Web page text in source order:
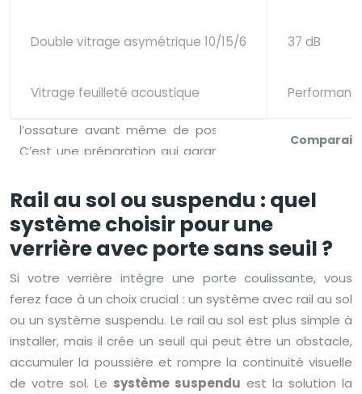
Double vitrage asymétrique 10/15/6 37 dB
Vitrage feuilleté acoustique
Rail au sol ou suspendu : quel
système choisir pour une
verrière avec porte sans seuil ?
Si votre verrière intègre une porte coulissante, vous
ferez face à un choix crucial : un système avec rail au sol
ou un système suspendu. Le rail au sol est plus simple à
installer, mais il crée un seuil qui peut être un obstacle,
accumuler la poussière et rompre la continuité visuelle
de votre sol. Le système suspendu est la solution la